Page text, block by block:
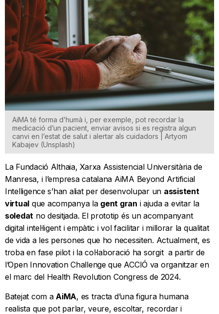
AiMA té forma d’humà i, per exemple, pot recordar la
medicació d’un pacient, enviar avisos si es registra algun
canvi en l’estat de salut i alertar als cuidadors | Artyom
Kabajev (Unsplash)
La Fundació Althaia, Xarxa Assistencial Universitària de
Manresa, i l’empresa catalana AiMA Beyond Artificial
Intelligence s’han aliat per desenvolupar un assistent
virtual que acompanya la gent gran i ajuda a evitar la
soledat no desitjada. El prototip és un acompanyant
digital intel·ligent i empàtic i vol facilitar i millorar la qualitat
de vida a les persones que ho necessiten. Actualment, es
troba en fase pilot i la col·laboració ha sorgit a partir de
l’Open Innovation Challenge que ACCIÓ va organitzar en
el marc del Health Revolution Congress de 2024.
Batejat com a AiMA, es tracta d’una figura humana
realista que pot parlar, veure, escoltar, recordar i